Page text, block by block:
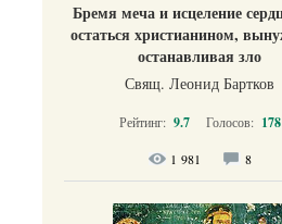
Бремя меча и исцеление
остаться христианином,
останавливая зло
Свящ. Леонид Бартков
Рейтинг: 9.7 Голосов: 178
1 981 8